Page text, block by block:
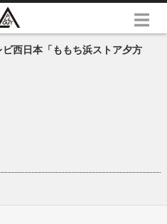
ビ西日本「ももち浜ストア夕方